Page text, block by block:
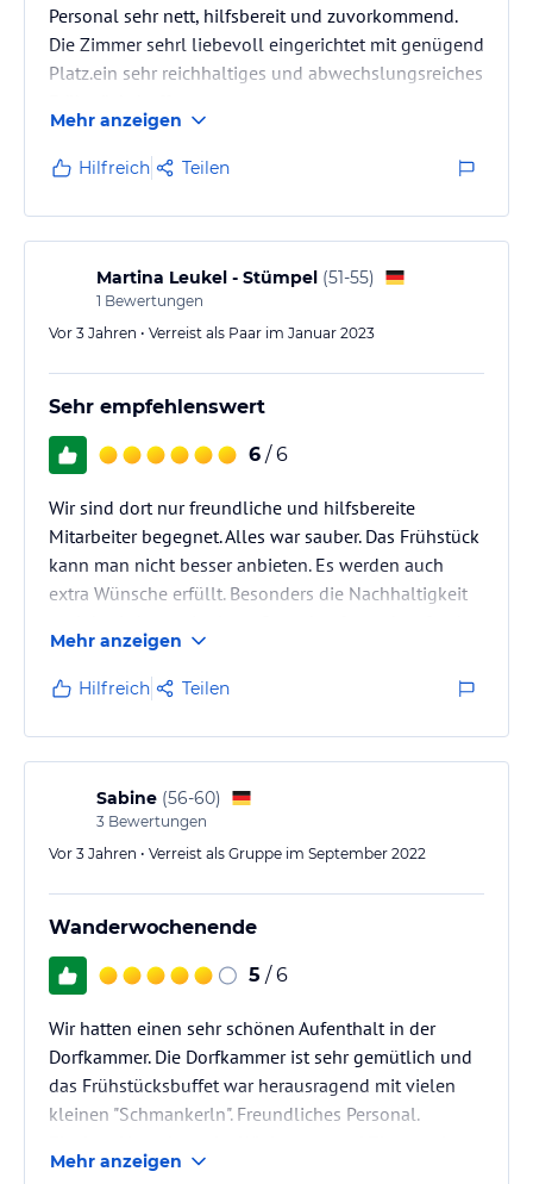
Personal sehr nett, hilfsbereit und zuvorkommend.
Die Zimmer sehrl liebevoll eingerichtet mit genügend
Platz.ein sehr reichhaltiges und abwechslungsreiches
Mehr anzeigen
Hilfreich Teilen
Martina Leukel - Stümpel (51-55)
1 Bewertungen
Vor 3 Jahren • Verreist als Paar im Januar 2023
Sehr empfehlenswert
6 / 6
Wir sind dort nur freundliche und hilfsbereite
Mitarbeiter begegnet. Alles war sauber. Das Frühstück
kann man nicht besser anbieten. Es werden auch
extra Wünsche erfüllt. Besonders die Nachhaltigkeit
wir spitze.
Mehr anzeigen
Hilfreich Teilen
Sabine (56-60)
3 Bewertungen
Vor 3 Jahren • Verreist als Gruppe im September 2022
Wanderwochenende
5 / 6
Wir hatten einen sehr schönen Aufenthalt in der
Dorfkammer. Die Dorfkammer ist sehr gemütlich und
das Frühstücksbuffet war herausragend mit vielen
kleinen "Schmankerln". Freundliches Personal.
Kategorie "Schlaf gut" gewählt. Ein Zimmer war aber
Mehr anzeigen